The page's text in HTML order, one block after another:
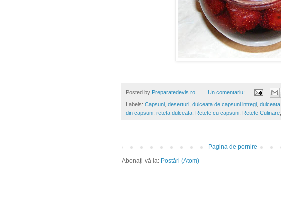
Posted by Preparatedevis.ro Un comentariu:
Labels: Capsuni deserturi dulceata de capsuni intregi
din capsuni reteta dulceata Retete cu capsuni Retete Culinare
Pagina de pornire
Abonați-vă la: Postări (Atom)